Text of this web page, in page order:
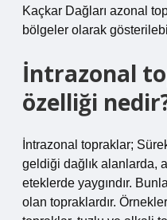
Kaçkar Dağları azonal
bölgeler olarak
İntrazonal
özelliği
İntrazonal topraklar;
geldiği dağlık alanlarda,
eteklerde yaygındır.
olan topraklardır.